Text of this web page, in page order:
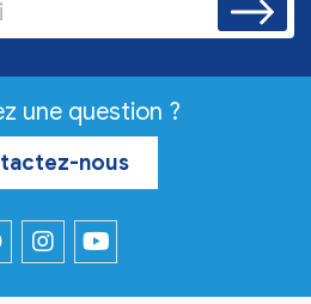
une question ?
nous